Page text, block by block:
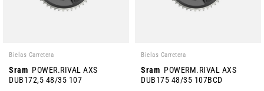
Bielas Carretera
Sram POWER.RIVAL AXS
DUB172,5 48/35 107
Bielas Carretera
Sram POWERM.RIVAL AXS
DUB175 48/35 107BCD